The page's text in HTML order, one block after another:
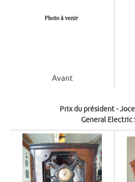
Avant
Prix du président -
General Electric